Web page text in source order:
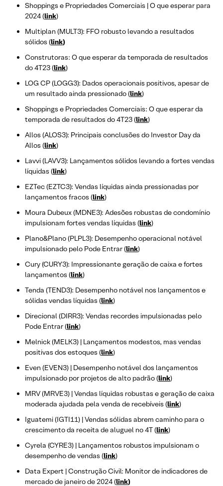
Shoppings e Propriedades Comerciais | O que esperar para
2024 (link)
Multiplan (MULT3): FFO robusto levando a resultados
sólidos (link)
Construtoras: O que esperar da temporada de resultados
do 4T23 (link)
LOG CP (LOGG3): Dados operacionais positivos, apesar de
um resultado ainda pressionado (link)
Shoppings e Propriedades Comerciais: O que esperar da
temporada de resultados do 4T23 (link)
Allos (ALOS3): Principais conclusões do Investor Day da
Allos (link)
Lavvi (LAVV3): Lançamentos sólidos levando a fortes vendas
líquidas (link)
EZTec (EZTC3): Vendas líquidas ainda pressionadas por
lançamentos fracos (link)
Moura Dubeux (MDNE3): Adesões robustas de condomínio
impulsionam fortes vendas líquidas (link)
Plano&Plano (PLPL3): Desempenho operacional notável
impulsionado pelo Pode Entrar (link)
Cury (CURY3): Impressionante geração de caixa e fortes
lançamentos (link)
Tenda (TEND3): Desempenho notável nos lançamentos e
sólidas vendas líquidas (link)
Direcional (DIRR3): Vendas recordes impulsionadas pelo
Pode Entrar (link)
Melnick (MELK3) | Lançamentos modestos, mas vendas
positivas dos estoques (link)
Even (EVEN3) | Desempenho notável dos lançamentos
impulsionado por projetos de alto padrão (link)
MRV (MRVE3) | Vendas líquidas robustas e geração de caixa
moderada ajudada pela venda de recebíveis (link)
Iguatemi (IGTI11) | Vendas sólidas abrem caminho para o
crescimento da receita de aluguel no 4T (link)
Cyrela (CYRE3) | Lançamentos robustos impulsionam o
desempenho de vendas (link)
Data Expert | Construção Civil: Monitor de indicadores de
mercado de janeiro de 2024 (link)